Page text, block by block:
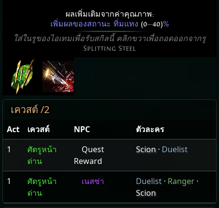
ผลเพิ่มเติมจากค่าคุณภาพ:
เพิ่มผลของสถานะ ทิ่มแทง (0—40)%
ใส่ในรูของไอเทมเพื่อรับสกิลนี้ คลิกขวาเพื่อถอดออกจากรู
Splitting Steel
เควสต์ /2
Act เควสต์ NPC
ตัวละคร
1
ศัตรูหน้า
ด่าน
Quest
Reward
Scion· Duelist
1
ศัตรูหน้า
ด่าน
เนสซ่า Duelist · Ranger ·
Scion